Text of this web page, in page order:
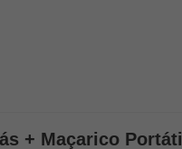
+ Maçarico Portátil